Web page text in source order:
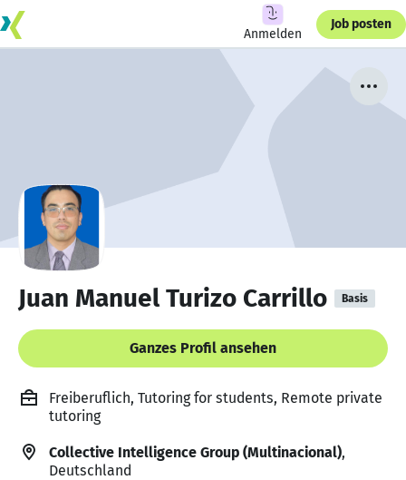
Anmelden
Job posten
Juan Manuel Turizo Carrillo Basis
Ganzes Profil ansehen
Freiberuflich, Tutoring for students, Remote private
tutoring
Collective Intelligence Group (Multinacional),
Deutschland